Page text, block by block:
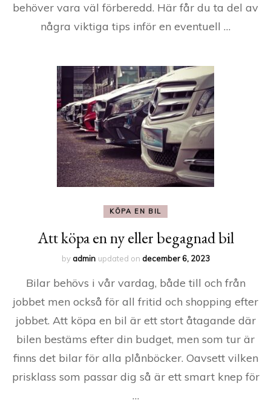
behöver vara väl förberedd. Här får du ta del av
några viktiga tips inför en eventuell …
KÖPA EN BIL
Att köpa en ny eller begagnad bil
byadmin updated on december 6, 2023
Bilar behövs i vår vardag, både till och från
jobbet men också för all fritid och shopping efter
jobbet. Att köpa en bil är ett stort åtagande där
bilen bestäms efter din budget, men som tur är
finns det bilar för alla plånböcker. Oavsett vilken
prisklass som passar dig så är ett smart knep för
…